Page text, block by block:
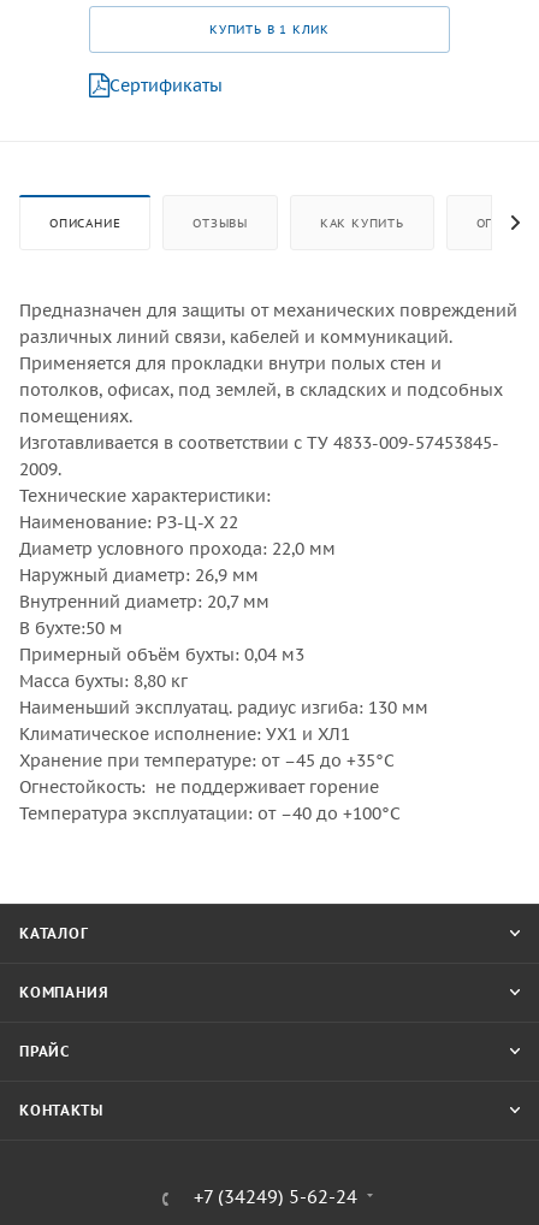
КУПИТЬ В 1 КЛИК
Сертификаты
ОПИСАНИЕ ОТЗЫВЫ КАК КУПИТЬ ОПЛАТА
Предназначен для защиты от механических повреждений
различных линий связи, кабелей и коммуникаций.
Применяется для прокладки внутри полых стен и
потолков, офисах, под землей, в складских и подсобных
помещениях.
Изготавливается в соответствии с ТУ 4833-009-57453845-
2009.
Технические характеристики:
Наименование: РЗ-Ц-Х 22
Диаметр условного прохода: 22,0 мм
Наружный диаметр: 26,9 мм
Внутренний диаметр: 20,7 мм
В бухте:50 м
Примерный объём бухты: 0,04 м3
Масса бухты: 8,80 кг
Наименьший эксплуатац. радиус изгиба: 130 мм
Климатическое исполнение: УХ1 и ХЛ1
Хранение при температуре: от –45 до +35°С
Огнестойкость: не поддерживает горение
Температура эксплуатации: от –40 до +100°С
КАТАЛОГ
КОМПАНИЯ
ПРАЙС
КОНТАКТЫ
+7 (34249) 5-62-24